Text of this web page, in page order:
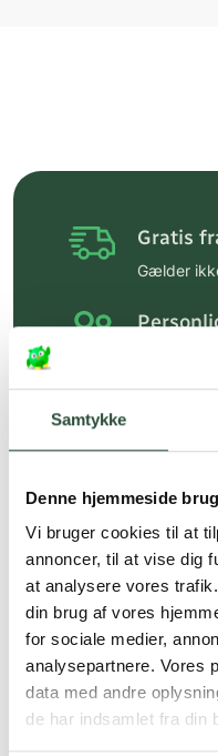
Samtykke
Denne hjemmeside
Vi bruger cookies til at
annoncer, til at vise dig
at analysere vores
din brug af vores
for sociale medier,
analysepartnere. Vores
data med andre
de har indsamlet fra din
Gratis
Gælder
Hurtig
Faste
*Gælder
Stort
Vi
cremer,
produkter
Læs mere